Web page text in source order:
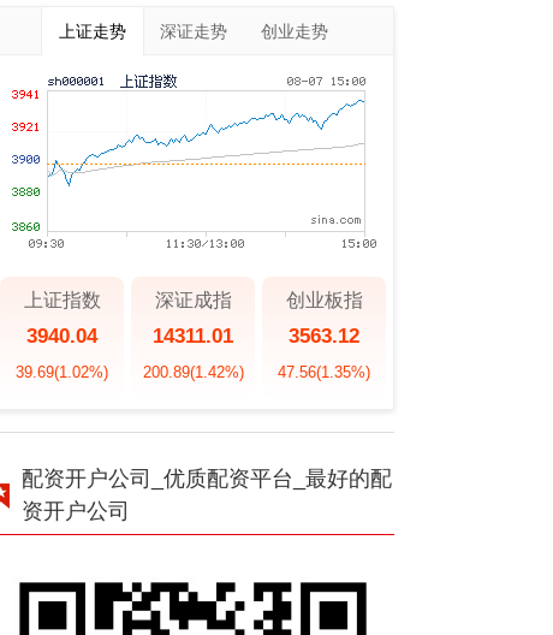
上证走势 深证走势 创业走势
上证指数
3940.04
39.69(1.02%)
深证成指
14311.01
200.89(1.42%)
创业板指
3563.12
47.56(1.35%)
配资开户公司_优质配资平台_最好的配
资开户公司